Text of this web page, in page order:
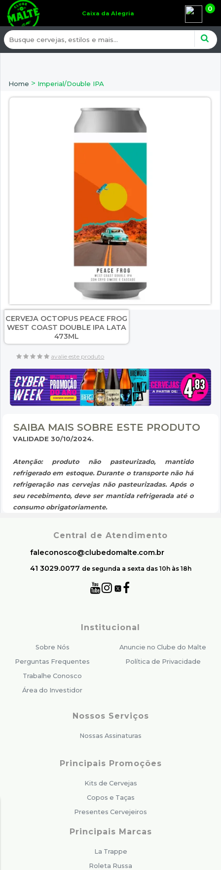
Caixa da Alegria
0
Home > Imperial/Double IPA
CERVEJA OCTOPUS PEACE FROG
WEST COAST DOUBLE IPA LATA
473ML
avalie este produto
SAIBA MAIS SOBRE ESTE PRODUTO
VALIDADE 30/10/2024.
Atenção: produto não pasteurizado, mantido
refrigerado em estoque. Durante o transporte não há
refrigeração nas cervejas não pasteurizadas. Após o
seu recebimento, deve ser mantida refrigerada até o
consumo obrigatoriamente.
Central de Atendimento
faleconosco@clubedomalte.com.br
41 3029.0077 de segunda a sexta das 10h às 18h
Institucional
Sobre Nós
Perguntas Frequentes
Trabalhe Conosco
Área do Investidor
Anuncie no Clube do Malte
Política de Privacidade
Nossos Serviços
Nossas Assinaturas
Principais Promoções
Kits de Cervejas
Copos e Taças
Presentes Cervejeiros
Principais Marcas
La Trappe
Roleta Russa